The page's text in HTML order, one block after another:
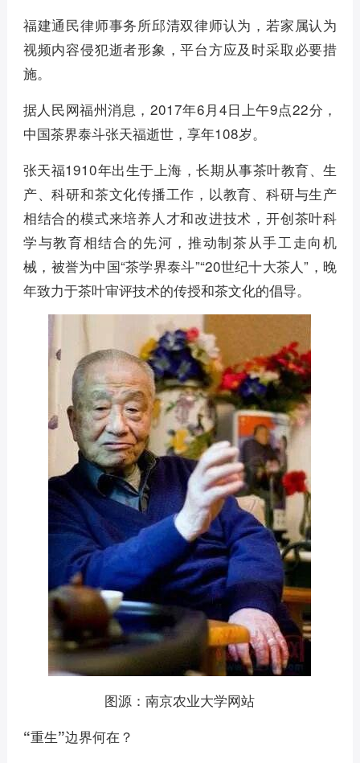
福建通民律师事务所邱清双律师认为，若家属认为
视频内容侵犯逝者形象，平台方应及时采取必要措
施。
据人民网福州消息，2017年6月4日上午9点22分，
中国茶界泰斗张天福逝世，享年108岁。
张天福1910年出生于上海，长期从事茶叶教育、生
产、科研和茶文化传播工作，以教育、科研与生产
相结合的模式来培养人才和改进技术，开创茶叶科
学与教育相结合的先河，推动制茶从手工走向机
械，被誉为中国“茶学界泰斗”“20世纪十大茶人”，晚
年致力于茶叶审评技术的传授和茶文化的倡导。
图源：南京农业大学网站
“重生”边界何在？